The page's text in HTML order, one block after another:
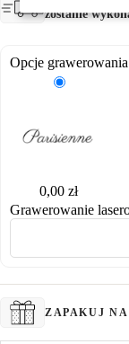
zostanie
Opcje
0,00 zł
Grawerowanie
ZAPAKUJ